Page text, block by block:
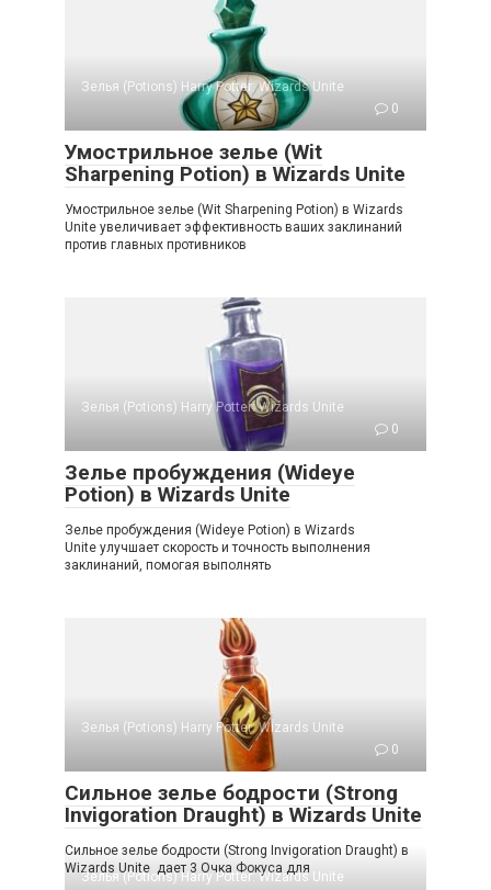
Зелья (Potions) Harry Potter: Wizards Unite
0
Умострильное зелье (Wit
Sharpening Potion) в Wizards Unite
Умострильное зелье (Wit Sharpening Potion) в Wizards
Unite увеличивает эффективность ваших заклинаний
против главных противников
Зелья (Potions) Harry Potter: Wizards Unite
0
Зелье пробуждения (Wideye
Potion) в Wizards Unite
Зелье пробуждения (Wideye Potion) в Wizards
Unite улучшает скорость и точность выполнения
заклинаний, помогая выполнять
Зелья (Potions) Harry Potter: Wizards Unite
0
Сильное зелье бодрости (Strong
Invigoration Draught) в Wizards Unite
Сильное зелье бодрости (Strong Invigoration Draught) в
Wizards Unite дает 3 Очка Фокуса для
Зелья (Potions) Harry Potter: Wizards Unite